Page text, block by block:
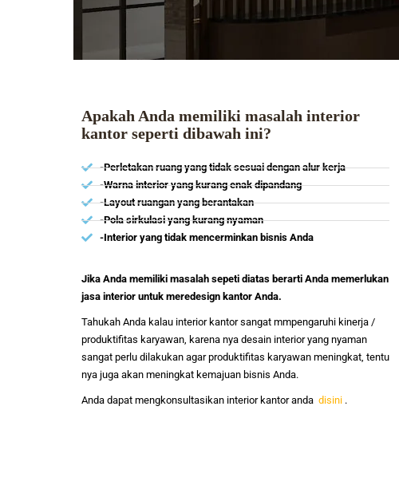
Apakah Anda memiliki masalah interior
kantor seperti dibawah ini?
-Perletakan ruang yang tidak sesuai dengan alur kerja
-Warna interior yang kurang enak dipandang
-Layout ruangan yang berantakan
-Pola sirkulasi yang kurang nyaman
-Interior yang tidak mencerminkan bisnis Anda
Jika Anda memiliki masalah sepeti diatas berarti Anda memerlukan
jasa interior untuk meredesign kantor Anda.
Tahukah Anda kalau interior kantor sangat mmpengaruhi kinerja /
produktifitas karyawan, karena nya desain interior yang nyaman
sangat perlu dilakukan agar produktifitas karyawan meningkat, tentu
nya juga akan meningkat kemajuan bisnis Anda.
Anda dapat mengkonsultasikan interior kantor anda disini .